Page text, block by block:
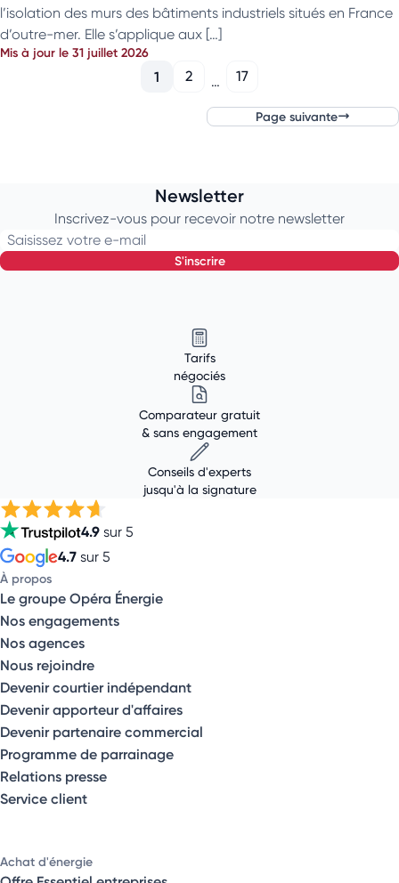
l’isolation des murs des bâtiments industriels situés en France
d’outre-mer. Elle s’applique aux […]
Mis à jour le 31 juillet 2026
Page suivante
1 2 … 17
Newsletter
Inscrivez-vous pour recevoir notre newsletter
Saisissez votre e-mail
s'inscrire
Tarifs
négociés
Comparateur gratuit
& sans engagement
Conseils d'experts
jusqu'à la signature
4.9 sur 5
4.7 sur 5
À propos
Le groupe Opéra Énergie
Nos engagements
Nos agences
Nous rejoindre
Devenir courtier indépendant
Devenir apporteur d'affaires
Devenir partenaire commercial
Programme de parrainage
Relations presse
Service client
Achat d'énergie